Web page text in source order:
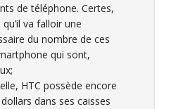
de téléphone. Certes,
va falloir une
du nombre de ces
qui sont,
HTC possède encore
dans ses caisses